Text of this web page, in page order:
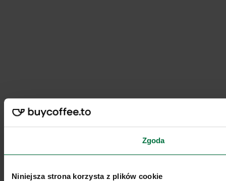
Zgoda
Niniejsza strona korzysta z plików cookie